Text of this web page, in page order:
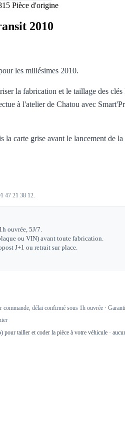
Pièce d'origine
2010
les millésimes 2010.
la fabrication et le taillage des clés
à l'atelier de Chatou avec
carte grise avant le lancement de la
47 21 38 12.
ouvrée, 5J/7.
ou VIN) avant toute fabrication.
J+1 ou retrait sur place.
commande, délai confirmé sous 1h ouvrée ·
pour tailler et coder la pièce à votre véhicule ·